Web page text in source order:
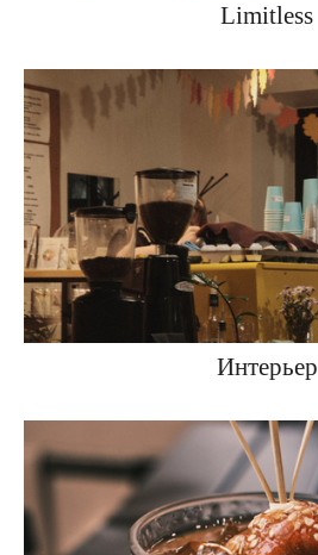
Limitless
Интерьер